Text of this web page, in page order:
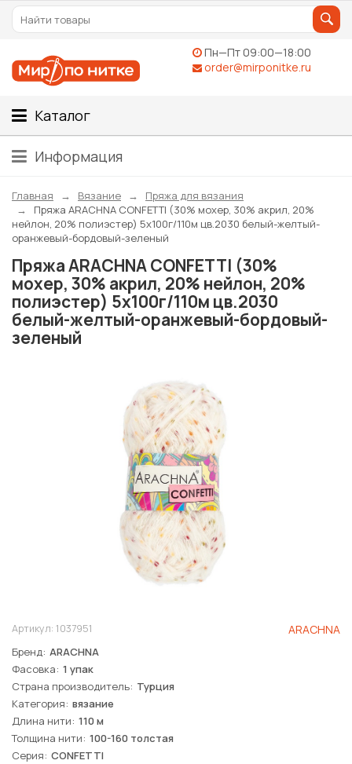
Пн—Пт 09:00—18:00
order@mirponitke.ru
Каталог
Информация
Главная Вязание
Пряжа для вязания
Пряжа ARACHNA CONFETTI (30% мохер, 30% акрил, 20%
нейлон, 20% полиэстер) 5х100г/110м цв.2030 белый-желтый-
оранжевый-бордовый-зеленый
Пряжа ARACHNA CONFETTI (30%
мохер, 30% акрил, 20% нейлон, 20%
полиэстер) 5х100г/110м цв.2030
белый-желтый-оранжевый-бордовый-
зеленый
ARACHNA
Артикул: 1037951
Бренд ARACHNA
Фасовка 1 упак
Страна производитель Турция
Категория вязание
Длина нити 110 м
Толщина нити 100-160 толстая
Серия CONFETTI